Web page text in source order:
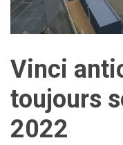
Vinci
toujours
2022